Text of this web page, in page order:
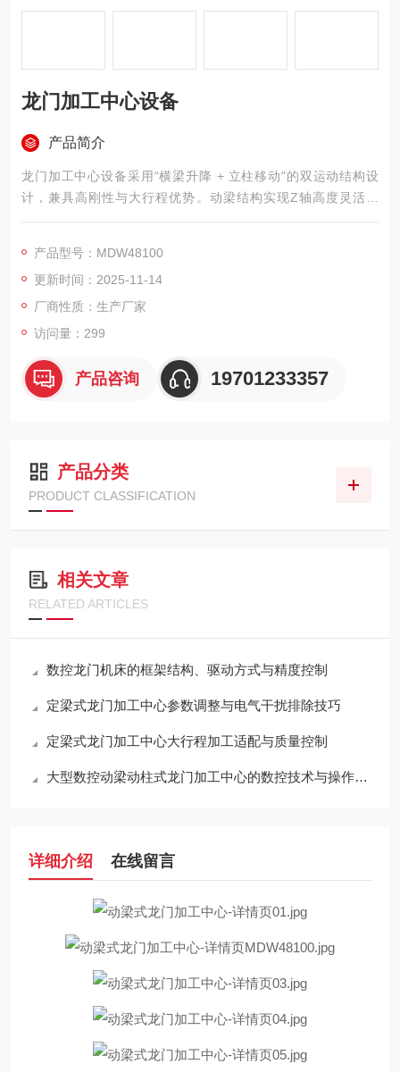
龙门加工中心设备
产品简介
龙门加工中心设备采用“横梁升降 + 立柱移动"的双运动结构设
计，兼具高刚性与大行程优势。动梁结构实现Z轴高度灵活调
节，满足不同尺寸工件加工需求；动柱结构让整机受力均衡，确
轮箱或双减速配置，兼顾高速精加工与重切削工况。配合高强度
铸件、重载滚柱导轨及预拉伸丝杠，机床运行平稳、定位精准。
广泛应用于能源装备、船舶制造、轨道交通、模具制造及航空航
天等
产品型号：MDW48100
更新时间：2025-11-14
厂商性质：生产厂家
访问量：299
产品咨询 19701233357
产品分类
PRODUCT CLASSIFICATION
相关文章
RELATED ARTICLES
数控龙门机床的框架结构、驱动方式与精度控制
定梁式龙门加工中心参数调整与电气干扰排除技巧
定梁式龙门加工中心大行程加工适配与质量控制
大型数控动梁动柱式龙门加工中心的数控技术与操作流程
详细介绍 在线留言